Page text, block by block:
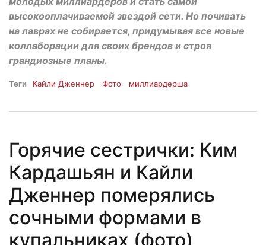
высокооплачиваемой звездой сети. Но почивать
на лаврах не собирается, придумывая все новые
коллаборации для своих брендов и строя
грандиозные планы.
Теги Кайли Дженнер Фото миллиардерша
Горячие сестрички: Ким
Кардашьян и Кайли
Дженнер померялись
сочными формами в
купальниках (фото)